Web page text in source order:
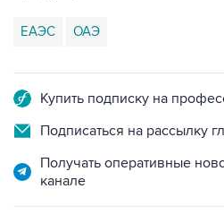
ЕАЭС ОАЭ
Купить подписку на
Подписаться на рассылку
Получать оперативные
канале